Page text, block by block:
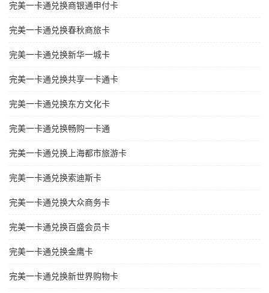
完美一卡通兑换商银通申付卡
完美一卡通兑换春秋商旅卡
完美一卡通兑换新华一城卡
完美一卡通兑换共享一卡通卡
完美一卡通兑换东方文化卡
完美一卡通兑换畅购一卡通
完美一卡通兑换上海都市旅游卡
完美一卡通兑换索迪斯卡
完美一卡通兑换大众商务卡
完美一卡通兑换百盛会员卡
完美一卡通兑换金鹰卡
完美一卡通兑换新世界购物卡